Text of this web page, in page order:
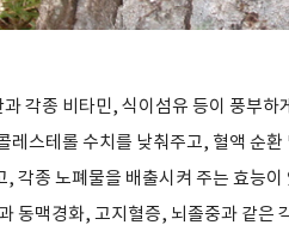
각종 비타민, 식이섬유 등이 풍부하
레스테롤 수치를 낮춰주고, 혈액 순
, 각종 노폐물을 배출시켜 주는 효능
동맥경화, 고지혈증, 뇌졸중과 같은